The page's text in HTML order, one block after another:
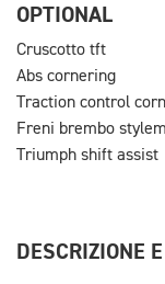
OPTIONAL
Cruscotto tft
Abs cornering
Traction control
Freni brembo
Triumph shift assist
DESCRIZIONE